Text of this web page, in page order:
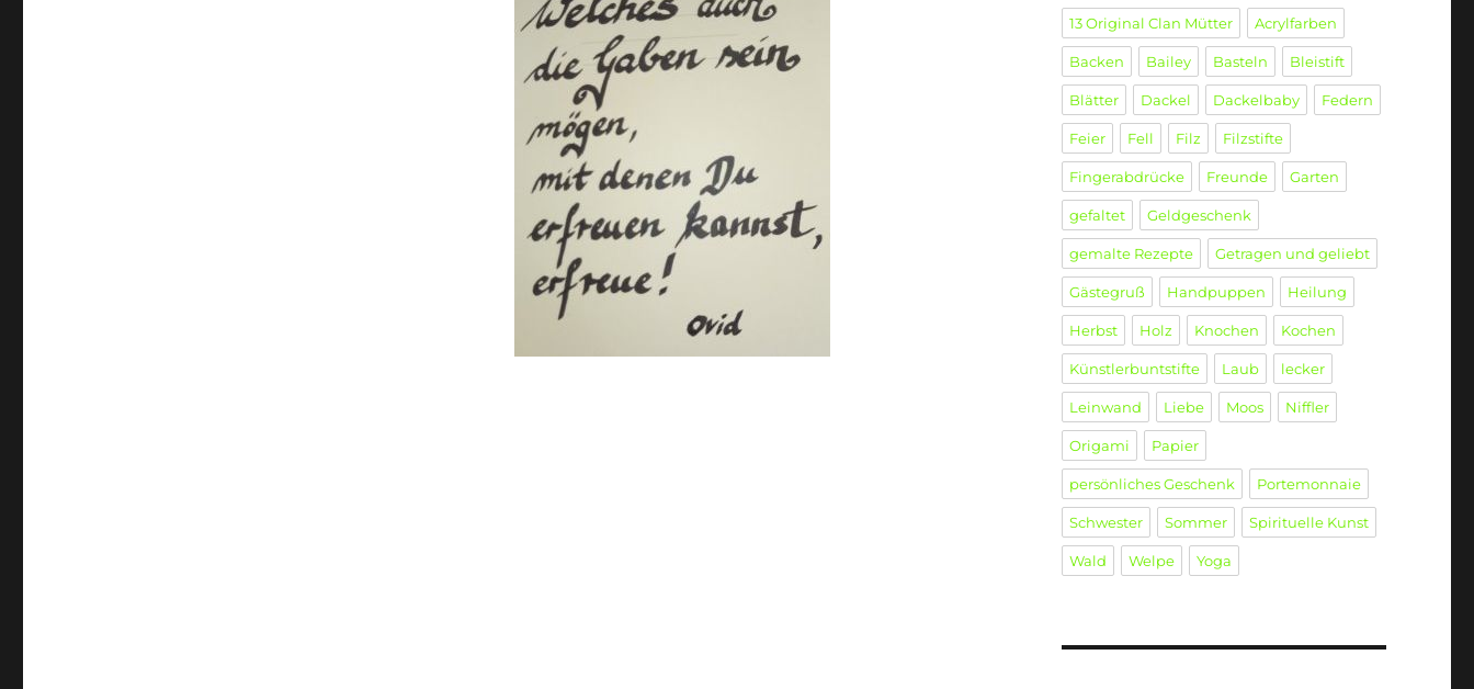
13 Original Clan Mütter Acrylfarben
Backen Bailey Basteln Bleistift
Blätter Dackel Dackelbaby Federn
Feier Fell Filz Filzstifte
Fingerabdrücke Freunde Garten
gefaltet Geldgeschenk
gemalte Rezepte Getragen und geliebt
Gästegruß Handpuppen Heilung
Herbst Holz Knochen Kochen
Künstlerbuntstifte Laub lecker
Leinwand Liebe Moos Niffler
Origami Papier
persönliches Geschenk Portemonnaie
Schwester Sommer Spirituelle Kunst
Wald Welpe Yoga